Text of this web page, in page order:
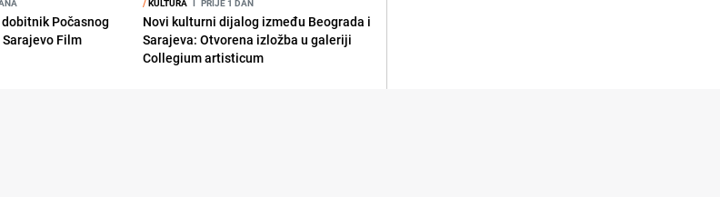
Počasnog
Film
/KULTURA I PRIJE 1 DAN
Novi kulturni dijalog između Beograda i
Sarajeva: Otvorena izložba u galeriji
Collegium artisticum